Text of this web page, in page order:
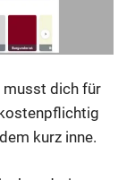
musst dich für
kurz inne.